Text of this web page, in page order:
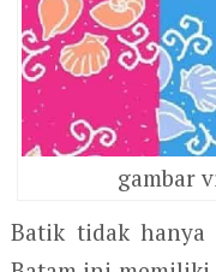
gambar
Batik tidak hanya